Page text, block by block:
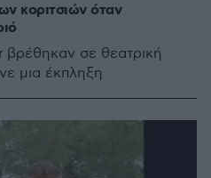
κοριτσιών όταν
βρέθηκαν σε θεατρική
μια έκπληξη